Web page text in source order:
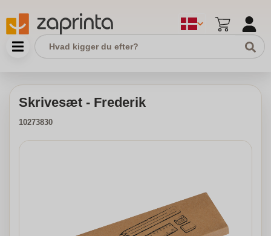
Skrivesæt - Frederik
10273830